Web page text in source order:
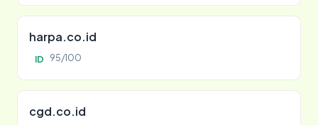
harpa.co.id
ID 95/100
cgd.co.id